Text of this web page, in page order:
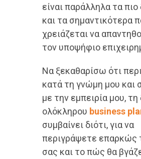
είναι παράλληλα τα
και τα σημαντικότερα
χρειάζεται να
τον υποψήφιο
Να ξεκαθαρίσω ότι
κατά τη γνώμη μου και
με την εμπειρία μου,
ολόκληρου business
συμβαίνει διότι, για να
περιγράψετε επαρκώς
σας και το πώς θα